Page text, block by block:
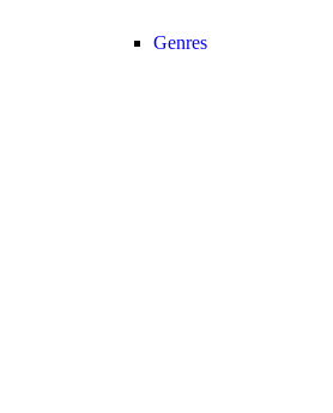
Genres